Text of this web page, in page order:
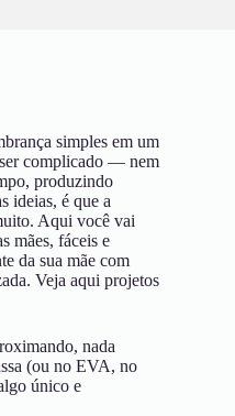
simples em um
ser complicado — nem
produzindo
ideias, é que a
Aqui você vai
mães, fáceis e
da sua mãe com
Veja aqui projetos
nada
(ou no EVA, no
único e